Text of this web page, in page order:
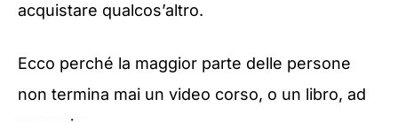
acquistare qualcos’altro.
Ecco perché la maggior parte delle persone
non termina mai un video corso, o un libro, ad